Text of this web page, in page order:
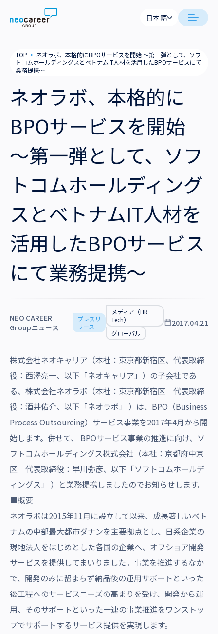
Skip to content
日本語
English
neocareer について
代表メッセージ
私たちの考え方
採用支援
就労支援
業務支援
企業情報
会社概要
役員一覧
拠点一覧
沿革・受賞歴
ニュース
サステナビリティ
採用情報
日本語
English
TOP ▪ ネオラボ、本格的にBPOサービスを開始 ～第一弾として、ソフ
トコムホールディングスとベトナムIT人材を活用したBPOサービスにて
業務提携～
ネオラボ、本格的に
BPOサービスを開始
～第一弾として、ソフ
トコムホールディング
スとベトナムIT人材を
活用したBPOサービス
にて業務提携～
NEO CAREER
Groupニュース
プレスリ
リース
メディア（HR
Tech）
グローバル
2017.04.21
株式会社ネオキャリア（本社：東京都新宿区、代表取締
役：西澤亮一、以下「ネオキャリア」）の子会社であ
る、株式会社ネオラボ（本社：東京都新宿区 代表取締
役：酒井佑介、以下「ネオラボ」 ）は、BPO（Business
Process Outsourcing）サービス事業を2017年4月から開
始します。併せて、 BPOサービス事業の推進に向け、ソ
フトコムホールディングス株式会社（本社：京都府中京
区 代表取締役：早川弥彦、以下「ソフトコムホールデ
ィングス」 ）と業務提携しましたのでお知らせします。
■概要
ネオラボは2015年11月に設立して以来、成長著しいベト
ナムの中部最大都市ダナンを主要拠点とし、日系企業の
現地法人をはじめとした各国の企業へ、オフショア開発
サービスを提供してまいりました。事業を推進するなか
で、開発のみに留まらず納品後の運用サポートといった
後工程へのサービスニーズの高まりを受け、開発から運
用、そのサポートといった一連の事業推進をワンストッ
プでサポートするサービス提供を実現します。